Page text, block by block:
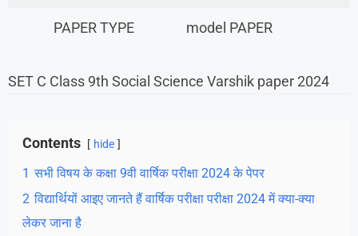
PAPER TYPE model PAPER
SET C Class 9th Social Science Varshik paper 2024
Contents hide
1 सभी विषय के कक्षा 9वी वार्षिक परीक्षा 2024 के पेपर
2 विद्यार्थियों आइए जानते हैं वार्षिक परीक्षा परीक्षा 2024 में क्या-क्या
लेकर जाना है